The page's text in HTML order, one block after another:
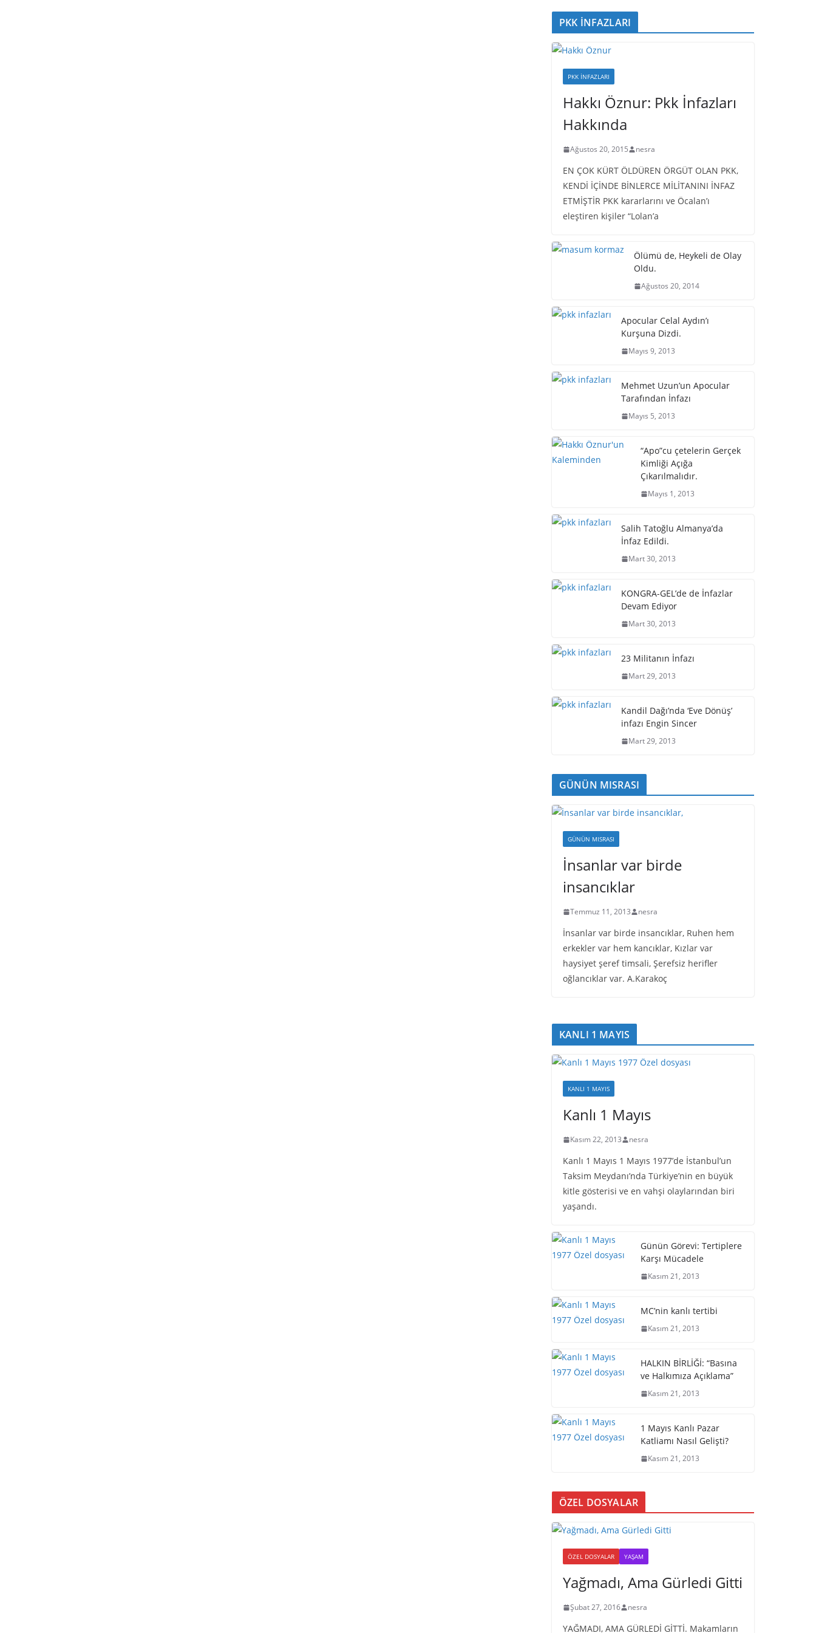
PKK İNFAZLARI
PKK İNFAZLARI
Hakkı Öznur: Pkk İnfazları
Hakkında
Ağustos 20, 2015 nesra
EN ÇOK KÜRT ÖLDÜREN ÖRGÜT OLAN PKK,
KENDİ İÇİNDE BİNLERCE MİLİTANINI İNFAZ
ETMİŞTİR PKK kararlarını ve Öcalan’ı
eleştiren kişiler “Lolan’a
Ölümü de, Heykeli de Olay
Oldu.
Ağustos 20, 2014
Apocular Celal Aydın’ı
Kurşuna Dizdi.
Mayıs 9, 2013
Mehmet Uzun’un Apocular
Tarafından İnfazı
Mayıs 5, 2013
“Apo”cu çetelerin Gerçek
Kimliği Açığa
Çıkarılmalıdır.
Mayıs 1, 2013
Salih Tatoğlu Almanya’da
İnfaz Edildi.
Mart 30, 2013
KONGRA-GEL’de de İnfazlar
Devam Ediyor
Mart 30, 2013
23 Militanın İnfazı
Mart 29, 2013
Kandil Dağı’nda ‘Eve Dönüş’
infazı Engin Sincer
Mart 29, 2013
GÜNÜN MISRASI
GÜNÜN MISRASI
İnsanlar var birde
insancıklar
Temmuz 11, 2013 nesra
İnsanlar var birde insancıklar, Ruhen hem
erkekler var hem kancıklar, Kızlar var
haysiyet şeref timsali, Şerefsiz herifler
oğlancıklar var. A.Karakoç
KANLI 1 MAYIS
KANLI 1 MAYIS
Kanlı 1 Mayıs
Kasım 22, 2013 nesra
Kanlı 1 Mayıs 1 Mayıs 1977’de İstanbul’un
Taksim Meydanı’nda Türkiye’nin en büyük
kitle gösterisi ve en vahşi olaylarından biri
yaşandı.
Günün Görevi: Tertiplere
Karşı Mücadele
Kasım 21, 2013
MC’nin kanlı tertibi
Kasım 21, 2013
HALKIN BİRLİĞİ: “Basına
ve Halkımıza Açıklama”
Kasım 21, 2013
1 Mayıs Kanlı Pazar
Katliamı Nasıl Gelişti?
Kasım 21, 2013
ÖZEL DOSYALAR
ÖZEL DOSYALAR YAŞAM
Yağmadı, Ama Gürledi Gitti
Şubat 27, 2016 nesra
YAĞMADI, AMA GÜRLEDİ GİTTİ. Makamların